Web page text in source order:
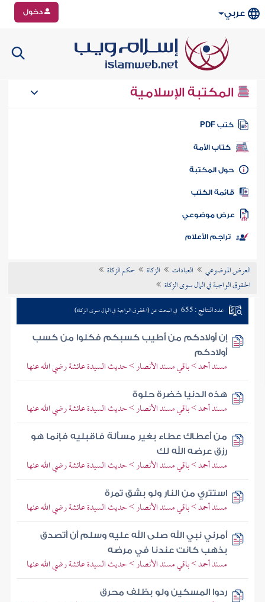
عربي دخول
المكتبة الإسلامية
كتب PDF
كتاب الأمة
المكتبة
الكتب
موضوعي
تراجم الأعلام
العرض الموضوعي العبادات الزكاة
حكم الزكاة
الحقوق الواجبة في المال سوى الزكاة
عدد النتائج : 655 في البحث عن (الحقوق الواجبة في المال سوى الزكاة)
إن أولادكم من أطيب كسبكم فكلوا من كسب
أولادكم
مسند أحمد > باقي مسند الأنصار > حديث السيدة عائشة رضي الله عنها
هذه الدنيا خضرة حلوة
مسند أحمد > باقي مسند الأنصار > حديث السيدة عائشة رضي الله عنها
من أعطاك عطاء بغير مسألة فاقبليه فإنما هو
رزق عرضه الله لك
مسند أحمد > باقي مسند الأنصار > حديث السيدة عائشة رضي الله عنها
استتري من النار ولو بشق تمرة
مسند أحمد > باقي مسند الأنصار > حديث السيدة عائشة رضي الله عنها
أمرني نبي الله صلى الله عليه وسلم أن أتصدق
بذهب كانت عندنا في مرضه
مسند أحمد > باقي مسند الأنصار > حديث السيدة عائشة رضي الله عنها
ردوا المسكين ولو بظلف محرق